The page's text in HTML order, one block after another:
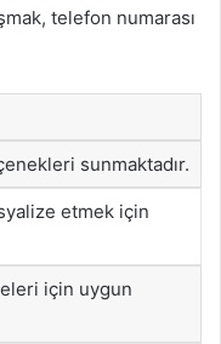
telefon numarası
sunmaktadır.
etmek için
için uygun